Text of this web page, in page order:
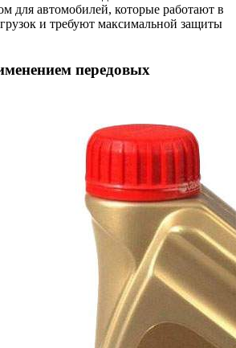
для автомобилей, которые работают в
и требуют максимальной защиты
передовых